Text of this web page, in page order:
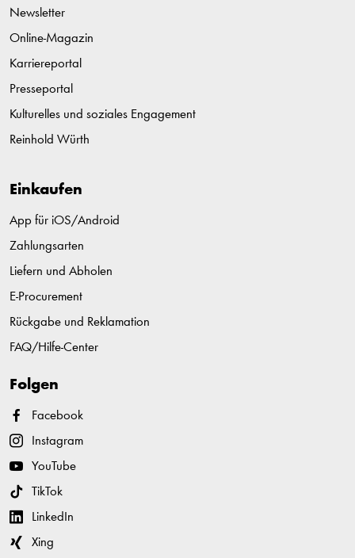
Newsletter
Online-Magazin
Karriereportal
Presseportal
Kulturelles und soziales Engagement
Reinhold Würth
Einkaufen
App für iOS/Android
Zahlungsarten
Liefern und Abholen
E-Procurement
Rückgabe und Reklamation
FAQ/Hilfe-Center
Folgen
Facebook
Instagram
YouTube
TikTok
LinkedIn
Xing